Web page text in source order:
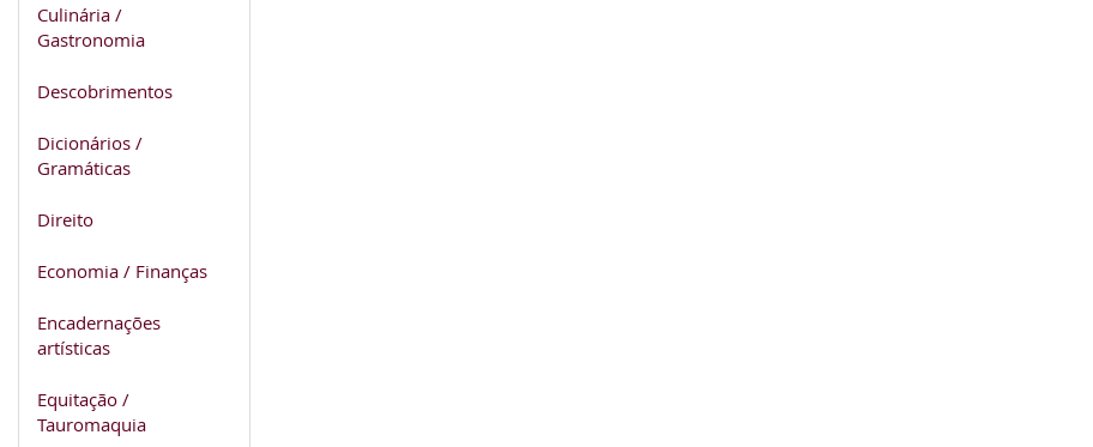
Culinária /
Gastronomia
Descobrimentos
Dicionários /
Gramáticas
Direito
Economia / Finanças
Encadernações
artísticas
Equitação /
Tauromaquia